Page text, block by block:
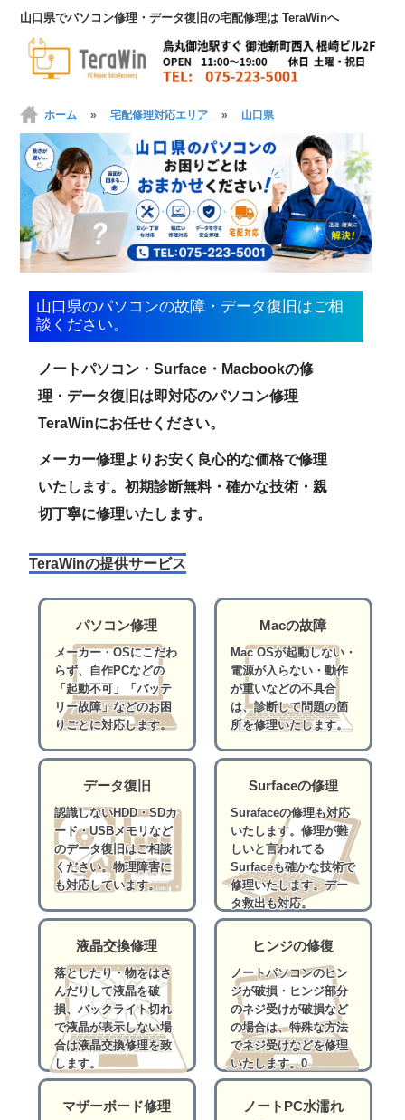
山口県でパソコン修理・データ復旧の宅配修理は TeraWinへ
ホーム » 宅配修理対応エリア » 山口県
山口県のパソコンの故障・データ復旧はご相
談ください。
ノートパソコン・Surface・Macbookの修
理・データ復旧は即対応のパソコン修理
TeraWinにお任せください。
メーカー修理よりお安く良心的な価格で修理
いたします。初期診断無料・確かな技術・親
切丁寧に修理いたします。
TeraWinの提供サービス
パソコン修理
メーカー・OSにこだわ
らず、自作PCなどの
「起動不可」「バッテ
リー故障」などのお困
りごとに対応します。
データ復旧
認識しないHDD・SDカ
ード・USBメモリなど
のデータ復旧はご相談
ください。物理障害に
も対応しています。
液晶交換修理
落としたり・物をはさ
んだりして液晶を破
損、バックライト切れ
で液晶が表示しない場
合は液晶交換修理を致
します。
マザーボード修理
Macの故障
Mac OSが起動しない・
電源が入らない・動作
が重いなどの不具合
は、診断して問題の箇
所を修理いたします。
Surfaceの修理
Surafaceの修理も対応
いたします。修理が難
しいと言われてる
Surfaceも確かな技術で
修理いたします。デー
タ救出も対応。
ヒンジの修復
ノートパソコンのヒン
ジが破損・ヒンジ部分
のネジ受けが破損など
の場合は、特殊な方法
でネジ受けなどを修理
いたします。0
ノートPC水濡れ